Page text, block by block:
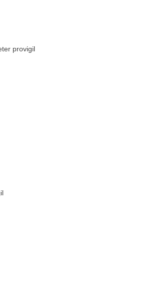
provigil